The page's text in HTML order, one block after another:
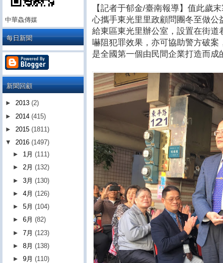
【記者于郁金/臺南報導】值此歲
心攜手東光里里政顧問團冬至做
給東區東光里辦公室，設置在街
嚇阻犯罪效果，亦可協助警方破
是全國第一個由民間企業打造而成
中華鱻傳媒
每日新聞
新聞回顧
► 2013 (2)
► 2014 (415)
► 2015 (1811)
▼ 2016 (1497)
► 1月(111)
►2月(132)
►3月(130)
►4月(126)
►5月(104)
►6月(82)
►7月(123)
►8月(138)
►9月(110)